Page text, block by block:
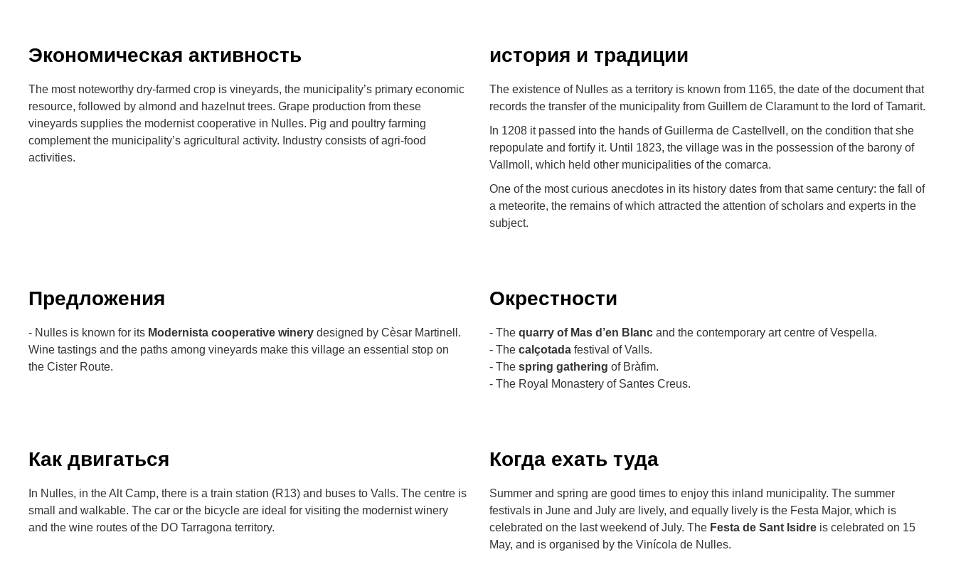
Экономическая активность
The most noteworthy dry-farmed crop is vineyards, the municipality’s primary economic
resource, followed by almond and hazelnut trees. Grape production from these
vineyards supplies the modernist cooperative in Nulles. Pig and poultry farming
complement the municipality’s agricultural activity. Industry consists of agri-food
activities.
история и традиции
The existence of Nulles as a territory is known from 1165, the date of the document that
records the transfer of the municipality from Guillem de Claramunt to the lord of Tamarit.
In 1208 it passed into the hands of Guillerma de Castellvell, on the condition that she
repopulate and fortify it. Until 1823, the village was in the possession of the barony of
Vallmoll, which held other municipalities of the comarca.
One of the most curious anecdotes in its history dates from that same century: the fall of
a meteorite, the remains of which attracted the attention of scholars and experts in the
subject.
Предложения
- Nulles is known for its Modernista cooperative winery designed by Cèsar Martinell.
Wine tastings and the paths among vineyards make this village an essential stop on
the Cister Route.
Окрестности
- The quarry of Mas d’en Blanc and the contemporary art centre of Vespella.
- The calçotada festival of Valls.
- The spring gathering of Bràfim.
- The Royal Monastery of Santes Creus.
Как двигаться
In Nulles, in the Alt Camp, there is a train station (R13) and buses to Valls. The centre is
small and walkable. The car or the bicycle are ideal for visiting the modernist winery
and the wine routes of the DO Tarragona territory.
Когда ехать туда
Summer and spring are good times to enjoy this inland municipality. The summer
festivals in June and July are lively, and equally lively is the Festa Major, which is
celebrated on the last weekend of July. The Festa de Sant Isidre is celebrated on 15
May, and is organised by the Vinícola de Nulles.